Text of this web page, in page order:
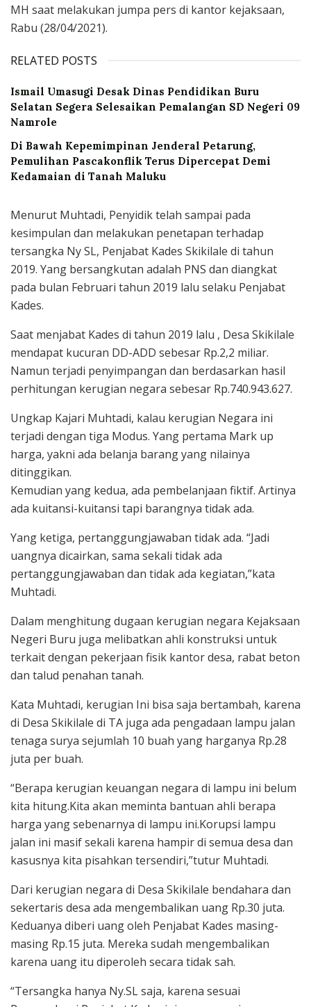
MH saat melakukan jumpa pers di kantor kejaksaan,
Rabu (28/04/2021).
RELATED POSTS
Ismail Umasugi Desak Dinas Pendidikan Buru
Selatan Segera Selesaikan Pemalangan SD Negeri 09
Namrole
Di Bawah Kepemimpinan Jenderal Petarung,
Pemulihan Pascakonflik Terus Dipercepat Demi
Kedamaian di Tanah Maluku
Menurut Muhtadi, Penyidik telah sampai pada
kesimpulan dan melakukan penetapan terhadap
tersangka Ny SL, Penjabat Kades Skikilale di tahun
2019. Yang bersangkutan adalah PNS dan diangkat
pada bulan Februari tahun 2019 lalu selaku Penjabat
Kades.
Saat menjabat Kades di tahun 2019 lalu , Desa Skikilale
mendapat kucuran DD-ADD sebesar Rp.2,2 miliar.
Namun terjadi penyimpangan dan berdasarkan hasil
perhitungan kerugian negara sebesar Rp.740.943.627.
Ungkap Kajari Muhtadi, kalau kerugian Negara ini
terjadi dengan tiga Modus. Yang pertama Mark up
harga, yakni ada belanja barang yang nilainya
ditinggikan.
Kemudian yang kedua, ada pembelanjaan fiktif. Artinya
ada kuitansi-kuitansi tapi barangnya tidak ada.
Yang ketiga, pertanggungjawaban tidak ada. “Jadi
uangnya dicairkan, sama sekali tidak ada
pertanggungjawaban dan tidak ada kegiatan,”kata
Muhtadi.
Dalam menghitung dugaan kerugian negara Kejaksaan
Negeri Buru juga melibatkan ahli konstruksi untuk
terkait dengan pekerjaan fisik kantor desa, rabat beton
dan talud penahan tanah.
Kata Muhtadi, kerugian Ini bisa saja bertambah, karena
di Desa Skikilale di TA juga ada pengadaan lampu jalan
tenaga surya sejumlah 10 buah yang harganya Rp.28
juta per buah.
“Berapa kerugian keuangan negara di lampu ini belum
kita hitung.Kita akan meminta bantuan ahli berapa
harga yang sebenarnya di lampu ini.Korupsi lampu
jalan ini masif sekali karena hampir di semua desa dan
kasusnya kita pisahkan tersendiri,”tutur Muhtadi.
Dari kerugian negara di Desa Skikilale bendahara dan
sekertaris desa ada mengembalikan uang Rp.30 juta.
Keduanya diberi uang oleh Penjabat Kades masing-
masing Rp.15 juta. Mereka sudah mengembalikan
karena uang itu diperoleh secara tidak sah.
“Tersangka hanya Ny.SL saja, karena sesuai